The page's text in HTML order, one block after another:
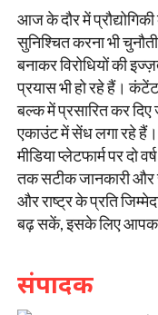
आज के दौर में
सुनिश्चित करना भी
बनाकर विरोधियों की
प्रयास भी हो रहे हैं।
बल्क में प्रसारित कर
एकाउंट में सेंध लगा रहे
मीडिया प्लेटफार्म पर दो
तक सटीक जानकारी और
और राष्ट्र के प्रति
बढ़ सकें, इसके लिए आपका
संपादक